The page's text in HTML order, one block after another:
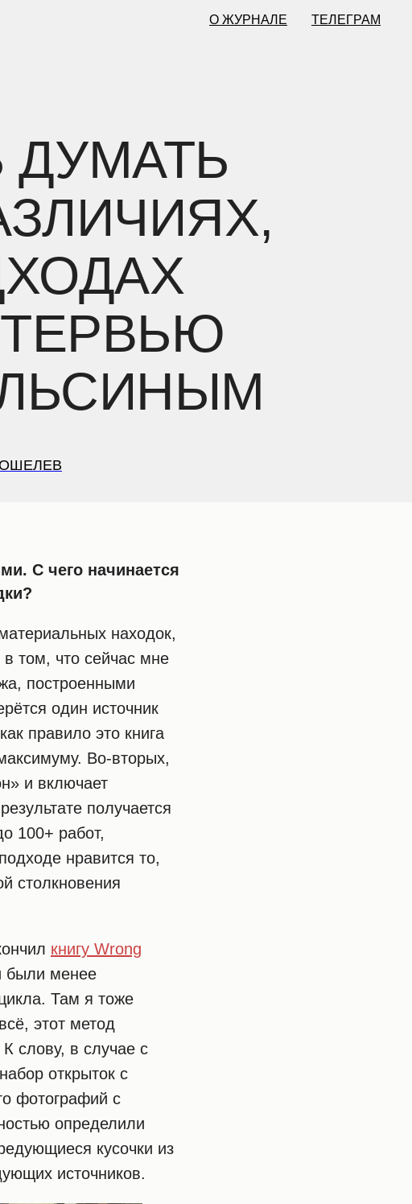
О ЖУРНАЛЕ ТЕЛЕГРАМ
С чего начинается
находок,
том, что сейчас мне
построенными
один источник
правило это книга
Во-вторых,
и включает
получается
100+ работ,
нравится то,
столкновения
книгу Wrong
были менее
Там я тоже
этот метод
слову, в случае с
открыток с
фотографий с
определили
кусочки из
источников.